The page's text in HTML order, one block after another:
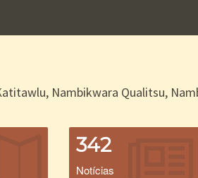
Nambikwara Qualitsu,
342
Notícias